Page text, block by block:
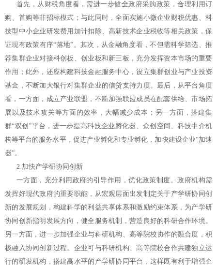
首先，从财税角度看，需进一步健全政府采购政策，合理利用订
购、首购等非招标模式；与此同时，全面实施小微企业财税优惠、科
技型中小企业研发费用加计扣除、高新技术企业税收等相关政策，保
证现有政策有序“落地”。其次，从金融角度看，不但需科学筛选、推
荐集群企业对接科创板、创业板和新三板，充分发挥资本市场的重要
作用；此外，还应构建科技金融服务中心，设立集群创业与产业投资
基金，不断加大银行对集群企业的信贷支持力度。最后，从平台角度
看，一方面，成立产业联盟，不断加强联盟成员在配套供给、市场拓
展以及技术攻关等方面的效率，大幅减少成本；另一方面，搭建集
群“双创”平台，进一步提高科技企业孵化器、众创空间、科技中介机
构等平台的服务水平，促进产业孵化和专业孵化，加快建设企业“加速
器”。
2.加快产学研协同创新
一方面，充分利用政府的引导作用，优化政策制度。政府机构需
发挥好现代政府的重要职能，从宏观层面出发制定关于产学研协同创
新的发展规划，构建科学的利益共享体系和激励约束体系，为产学研
协同创新指明发展方向，健全服务机制，营造良好的科研合作环境。
另一方面，进一步加强企业与科研机构、高等院校协作的融合度，积
极融入协同创新过程。企业可与科研机构、高等院校合作共建独立运
行的研发机构，搭建高水平的产学研协同平台，这样既有利于增强企